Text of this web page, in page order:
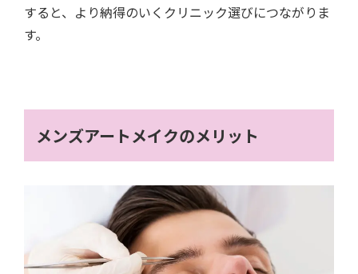
すると、より納得のいくクリニック選びにつながりま
す。
メンズアートメイクのメリット